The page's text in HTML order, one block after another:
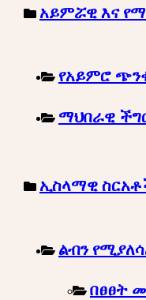
አይምሯዊ እና
የአይምሮ
ማህበራዊ
ኢስላማዊ
ልብን
በፀፀት